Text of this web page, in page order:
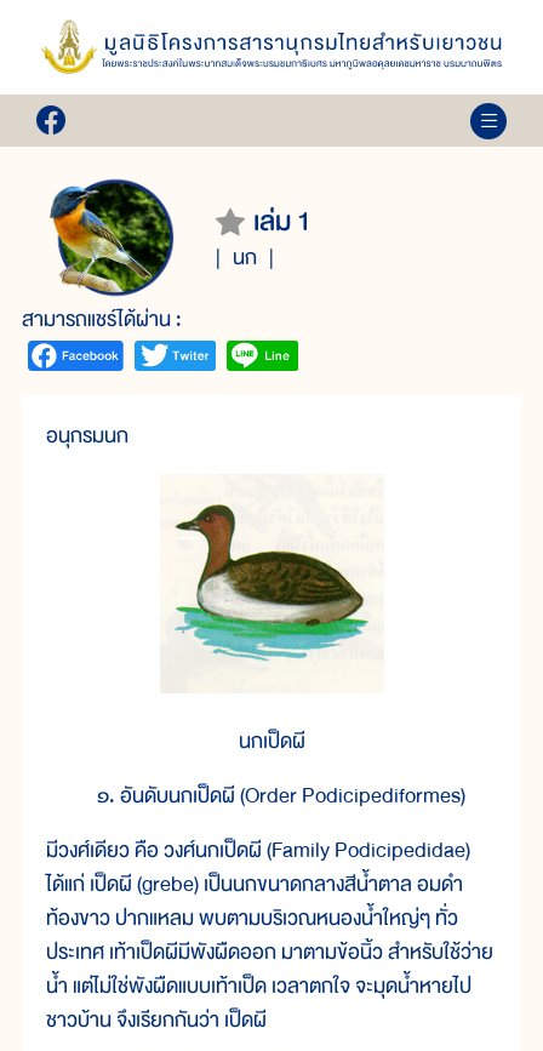
เล่ม 1
นก
สามารถแชร์ได้ผ่าน :
อนุกรมนก
นกเป็ดผี
๑. อันดับนกเป็ดผี (Order Podicipediformes)
มีวงศ์เดียว คือ วงศ์นกเป็ดผี (Family Podicipedidae)
ได้แก่ เป็ดผี (grebe) เป็นนกขนาดกลางสีน้ำตาล อมดำ
ท้องขาว ปากแหลม พบตามบริเวณหนองน้ำใหญ่ๆ ทั่ว
ประเทศ เท้าเป็ดผีมีพังผืดออก มาตามข้อนิ้ว สำหรับใช้ว่าย
น้ำ แต่ไม่ใช่พังผืดแบบเท้าเป็ด เวลาตกใจ จะมุดน้ำหายไป
ชาวบ้าน จึงเรียกกันว่า เป็ดผี